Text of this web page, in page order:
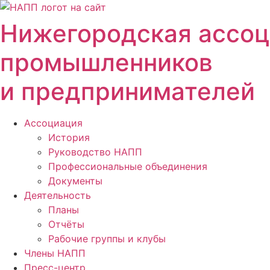
Перейти
содержимому
Нижегородская
промышленников
и предпринимателей
Ассоциация
История
Руководство НАПП
Профессиональные объединения
Документы
Деятельность
Планы
Отчёты
Рабочие группы и клубы
Члены НАПП
Пресс-центр